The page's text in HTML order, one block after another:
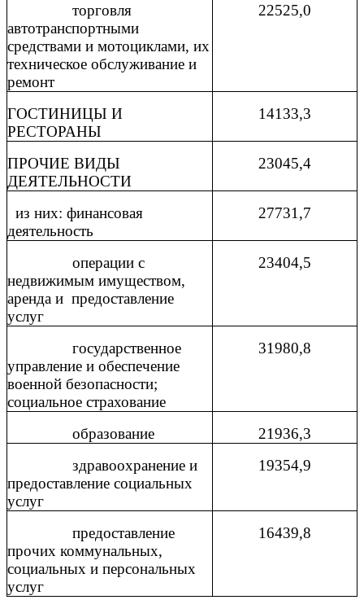
торговля
автотранспортными
средствами и мотоциклами, их
техническое обслуживание и
ремонт
22525,0
ГОСТИНИЦЫ И
РЕСТОРАНЫ
14133,3
ПРОЧИЕ ВИДЫ
ДЕЯТЕЛЬНОСТИ
23045,4
из них: финансовая
деятельность
27731,7
операции с
недвижимым имуществом,
аренда и предоставление
услуг
23404,5
государственное
управление и обеспечение
военной безопасности;
социальное страхование
31980,8
образование
21936,3
здравоохранение и
предоставление социальных
услуг
19354,9
предоставление
прочих коммунальных,
социальных и персональных
услуг
16439,8